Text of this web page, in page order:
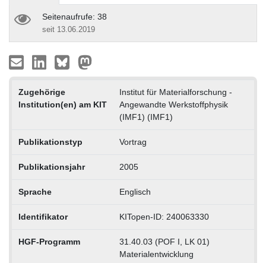
Seitenaufrufe: 38
seit 13.06.2019
Zugehörige
Institution(en) am KIT
Institut für Materialforschung -
Angewandte Werkstoffphysik
(IMF1) (IMF1)
Publikationstyp Vortrag
Publikationsjahr 2005
Sprache Englisch
Identifikator KITopen-ID: 240063330
HGF-Programm
31.40.03 (POF I, LK 01)
Materialentwicklung